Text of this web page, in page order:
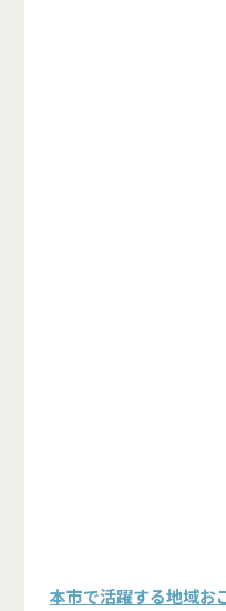
本市で活躍する地域お